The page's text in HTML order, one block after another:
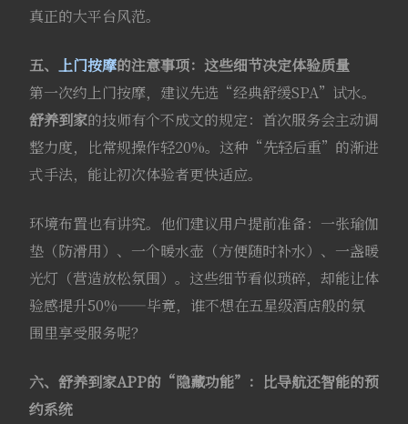
真正的大平台风范。
五、 上门按摩的注意事项：这些细节决定体验质量
第一次约上门按摩，建议先选“经典舒缓SPA”试水。
舒养到家的技师有个不成文的规定：首次服务会主动调
整力度，比常规操作轻20%。这种“先轻后重”的渐进
式手法，能让初次体验者更快适应。
环境布置也有讲究。他们建议用户提前准备：一张瑜伽
垫（防滑用）、一个暖水壶（方便随时补水）、一盏暖
光灯（营造放松氛围）。这些细节看似琐碎，却能让体
验感提升50%——毕竟，谁不想在五星级酒店般的氛
围里享受服务呢？
六、 舒养到家APP的“隐藏功能”：比导航还智能的预
约系统